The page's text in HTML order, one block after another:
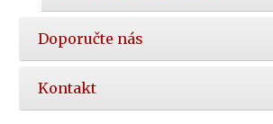
Doporučte nás
Kontakt